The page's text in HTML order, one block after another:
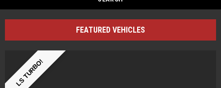
FEATURED VEHICLES
LS TURBO!